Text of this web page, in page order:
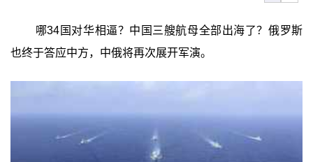
哪34国对华相逼？中国三艘航母全部出海了？俄罗斯
也终于答应中方，中俄将再次展开军演。